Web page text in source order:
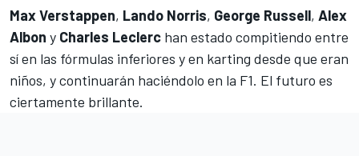
Max Verstappen, Lando Norris, George Russell, Alex
Albon y Charles Leclerc han estado compitiendo entre
sí en las fórmulas inferiores y en karting desde que eran
niños, y continuarán haciéndolo en la F1. El futuro es
ciertamente brillante.